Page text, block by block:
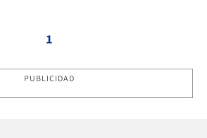
1
PUBLICIDAD